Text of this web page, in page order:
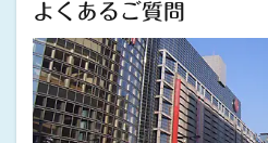
よくあるご質問